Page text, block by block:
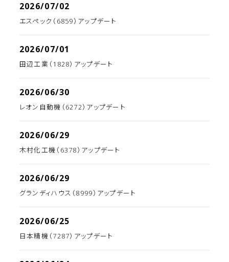
2026/07/02
エスペック（6859）アップデート
2026/07/01
田辺工業（1828）アップデート
2026/06/30
レオン自動機（6272）アップデート
2026/06/29
木村化工機（6378）アップデート
2026/06/29
グランディハウス（8999）アップデート
2026/06/25
日本精機（7287）アップデート